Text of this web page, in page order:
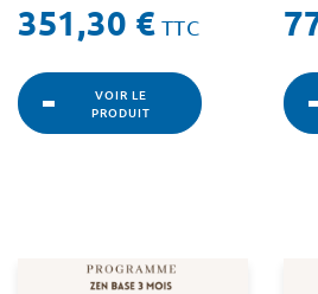
351,30 € TTC
VOIR LE
PRODUIT